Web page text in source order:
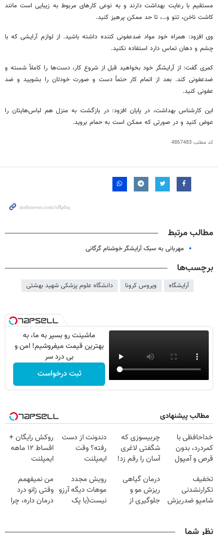
مستقیم با رعایت بهداشت دارند و به نوعی کارهای مربوط به زیبایی است مانند
کاشت ناخن، تتو و…، تا حد ممکن پرهیز کنید.
وی افزود: همراه خود مواد ضدعفونی کننده داشته باشید. از لوازم آرایشی که با
چشم و دهان تماس دارد استفاده نکنید.
کمری گفت: از آرایشگر خود بخواهید قبلازشروع کار، دست‌ها را کاملاً شسته و
ضدعفونی کند. بعد از اتمام کار حتماًدست و صورت خودتان را بشویید و ضد
عفونی کنید.
این کارشناس بهداشت، در پایان افزود: در بازگشت به منزلهم لباس‌هایتان را
عوض کنید و در صورتی که ممکن است به حمام بروید.
کد مطلب4867483
مطالب مرتبط
مهربانی به سبک آرایشگر خوشنام گرگانی
برچسب‌ها
آرایشگاه ویروس کرونا دانشگاه علوم پزشکی شهید بهشتی
ماشینت رو بسپر به ما، به
بهترین قیمت میفروشیم! امن و
بی درد سر
ثبت درخواست
مطالب پیشنهادی
خداحافظی با
کمردرد، بدون
قرص و آمپول
چربیسوزی که
شگفتی لاغری
آسان را رقم زد!
دندونت از دست
رفته؟ وقت
ایمپلنت
روکش رایگان +
اقساط ۱۲ ماهه
ایمپلنت
تخفیف
تکرارنشدنی
شامپو ضدریزش
درمان گیاهی
ریزش مو و
جلوگیری از
رویش مجدد
موهات دیگه آرزو
نیست(با پک
من نمیفهمم
وقتی زانو درد
درمان داره، چرا
نظر شما